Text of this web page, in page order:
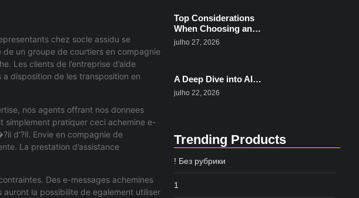
chez socle assidu se
de un groupe de courtiers en compagnie
Les clients de l’entreprise d’aide
disposition de les transposition en
nos agents offrant nos donnees
simplement pratiquer ceci achemine e-
d’?il. Envie en compagnie de
La prestation d’assistance
Des e-messages achemines
auront la possibilite de egalement utiliser
Top Considerations
When Choosing an…
julho 27, 2026
A Deep Dive into AI…
julho 22, 2026
Trending Products
! Без рубрики
1